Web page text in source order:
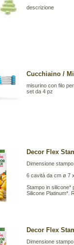
descrizione
Cucchiaino /
misurino con filo
set da 4 pz
Decor Flex
Dimensione
6 cavità da cm ø 7
Stampo in silicone*
Silicone Platinum*.
Decor Flex
Dimensione